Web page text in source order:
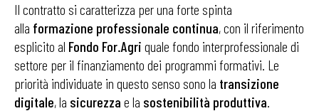
Il contratto si caratterizza per una forte spinta
alla formazione professionale continua, con il riferimento
esplicito al Fondo For.Agri quale fondo interprofessionale di
settore per il finanziamento dei programmi formativi. Le
priorità individuate in questo senso sono la transizione
digitale, la sicurezza e la sostenibilità produttiva.